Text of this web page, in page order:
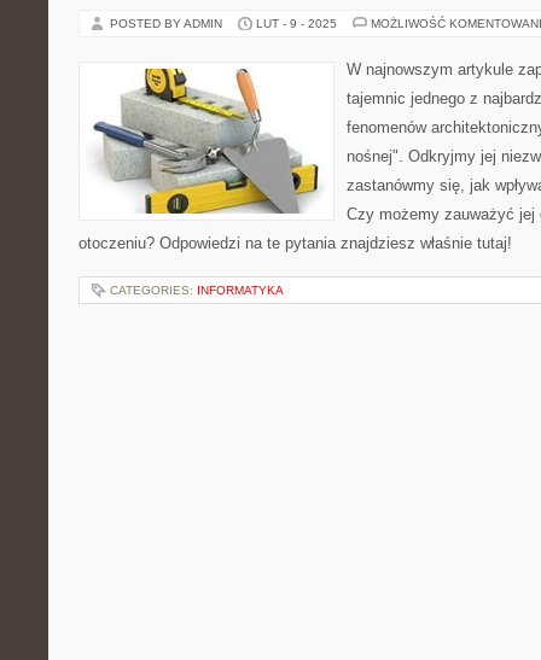
POSTED BY ADMIN LUT - 9 - 2025 MOŻLIWOŚĆ
W najnowszym artykule
tajemnic jednego z
fenomenów
nośnej". Odkryjmy jej
zastanówmy się, jak
Czy możemy zauważyć jej
otoczeniu? Odpowiedzi na te pytania znajdziesz właśnie tutaj!
CATEGORIES: INFORMATYKA